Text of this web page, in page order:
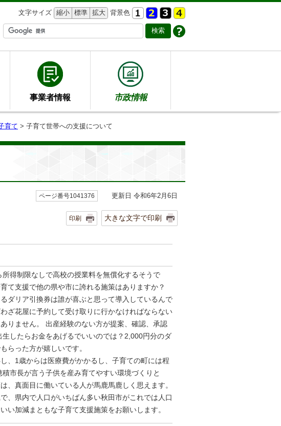
文字サイズ 縮小 標準 拡大 背景色
事業者情報 市政情報
育て > ⼦育て世帯への⽀援について
ページ番号1041376 更新日 令和6年2月6日
印刷 大きな文字で印刷
得制限なしで⾼校の授業料を無償化するそうで
て⽀援で他の県や市に誇れる施策はありますか？
ダリア引換券は誰が喜ぶと思って導⼊しているんで
ざ花屋に予約して受け取りに⾏かなければならない
りません。 出産経験のない⽅が提案、確認、承認
⽣したらお⾦をあげるでいいのでは？2,000円分のダ
らった⽅が嬉しいです。
、1歳からは医療費がかかるし、⼦育ての町には程
市⻑が⾔う⼦供を産み育てやすい環境づくりと
、真⾯目に働いている⼈が⾺⿅⾺⿅しく思えます。
、県内で⼈⼝がいちばん多い秋⽥市がこれでは⼈⼝
い加減まともな⼦育て⽀援施策をお願いします。